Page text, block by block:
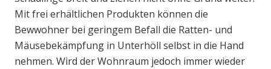
Mit frei erhältlichen Produkten können die
Bewwohner bei geringem Befall die Ratten- und
Mäusebekämpfung in Unterhöll selbst in die Hand
nehmen. Wird der Wohnraum jedoch immer wieder